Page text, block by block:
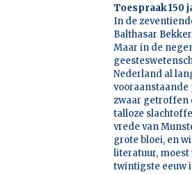
Toespraak 150
In de
Balthasar
Maar in de
Nederland al
vooraanstaande
zwaar getroffen
talloze
vrede van
grote bloei, en
literatuur, moest
twintigste eeuw